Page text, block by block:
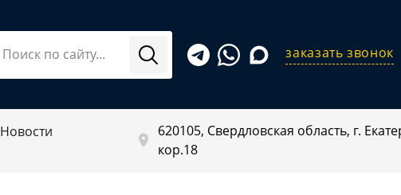
заказать звонок
Новости
620105, Свердловская область, г.
кор.18